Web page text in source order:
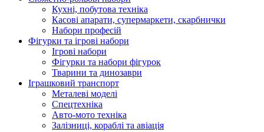
Кухні, побутова техніка
Касові апарати, супермаркети, скарбнички
Набори професій
Фігурки та ігрові набори
Ігрові набори
Фігурки та набори фігурок
Тварини та динозаври
Іграшковий транспорт
Металеві моделі
Спецтехніка
Авто-мото техніка
Залізниці, кораблі та авіація